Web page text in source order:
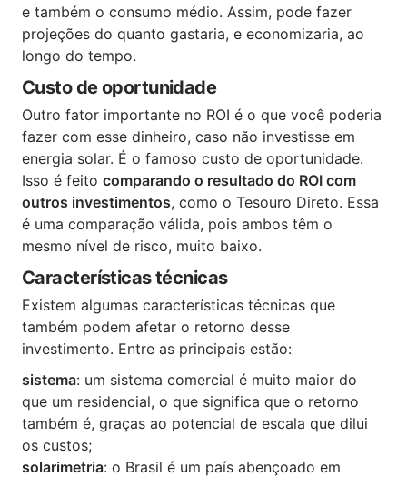
e também o consumo médio. Assim, pode fazer
projeções do quanto gastaria, e economizaria, ao
longo do tempo.
Custo de oportunidade
Outro fator importante no ROI é o que você poderia
fazer com esse dinheiro, caso não investisse em
energia solar. É o famoso custo de oportunidade.
Isso é feito comparando o resultado do ROI com
outros investimentos, como o Tesouro Direto. Essa
é uma comparação válida, pois ambos têm o
mesmo nível de risco, muito baixo.
Características técnicas
Existem algumas características técnicas que
também podem afetar o retorno desse
investimento. Entre as principais estão:
sistema: um sistema comercial é muito maior do
que um residencial, o que significa que o retorno
também é, graças ao potencial de escala que dilui
os custos;
solarimetria: o Brasil é um país abençoado em